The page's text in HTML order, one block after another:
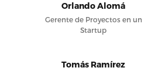
Orlando Alomá
Gerente de Proyectos en un
Startup
Tomás Ramírez